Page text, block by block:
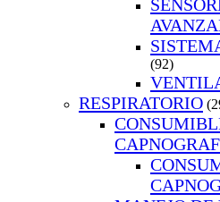
(92)
RESPIRATORIO